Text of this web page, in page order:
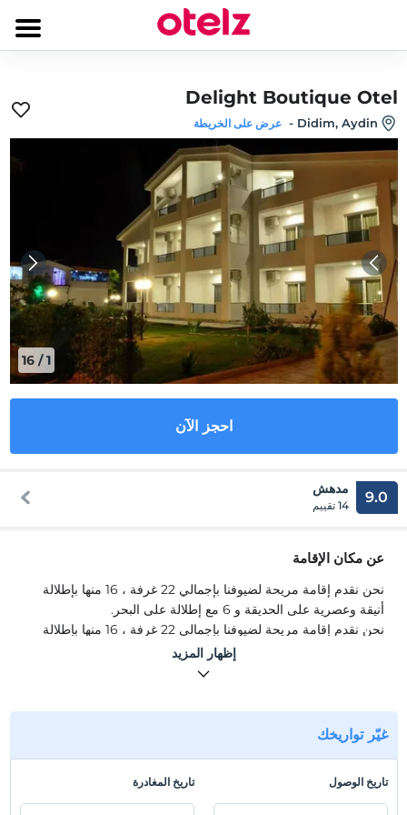
Delight Boutique Otel
Didim, Aydin
- عرض على الخريطة
1
/
16
احجز الآن
9.0 مدهش
14 تقييم
عن مكان الإقامة
نحن نقدم إقامة مريحة لضيوفنا بإجمالي 22 غرفة ، 16 منها بإطلالة
أنيقة وعصرية على الحديقة و 6 مع إطلالة على البحر.
نحن نقدم إقامة مريحة لضيوفنا بإجمالي 22 غرفة ، 16 منها بإطلالة
أنيقة وعصرية على الحديقة و 6 مع إطلالة على البحر.
يقع فندق Delight البوتيكي على بعد 45 كم من مطار بودروم. (52
دقيقة) ، 141 كم من مطار إزمير. (2 ساعة) بعيدا.
إظهار المزيد
غيّر تواريخك
تاريخ الوصول تاريخ المغادرة